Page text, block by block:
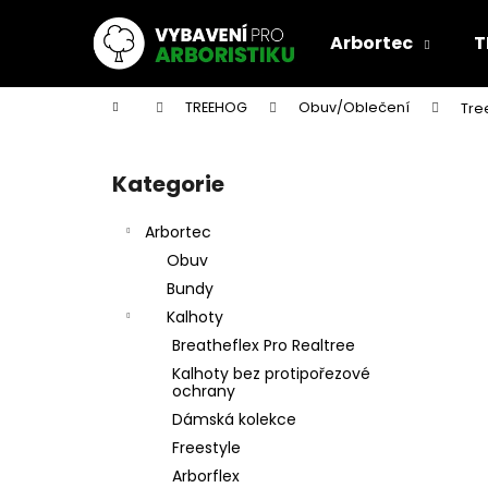
Arbortec
Domů TREEHOG Obuv/Oblečení
Přeskočit
kategorie
Kategorie
Arbortec
Obuv
Bundy
Kalhoty
Breatheflex Pro Realtree
Kalhoty bez protipořezové
ochrany
Dámská kolekce
Freestyle
Arborflex
í
Zpět
do
Zpět
do